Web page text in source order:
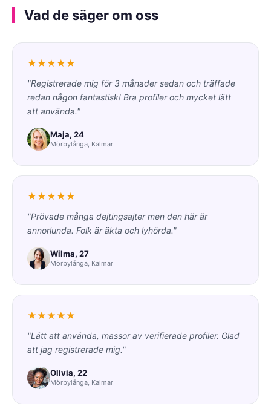
Vad de säger om oss
★★★★★
"Registrerade mig för 3 månader sedan och träffade
redan någon fantastisk! Bra profiler och mycket lätt
att använda."
Maja, 24
Mörbylånga, Kalmar
★★★★★
"Prövade många dejtingsajter men den här är
annorlunda. Folk är äkta och lyhörda."
Wilma, 27
Mörbylånga, Kalmar
★★★★★
"Lätt att använda, massor av verifierade profiler. Glad
att jag registrerade mig."
Olivia, 22
Mörbylånga, Kalmar